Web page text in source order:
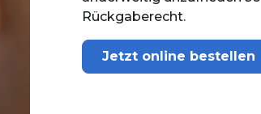
Rückgaberecht.
Jetzt online bestellen